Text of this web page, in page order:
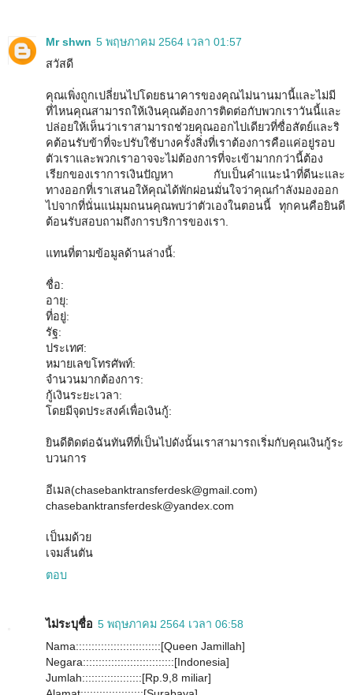
Mr shwn 5 พฤษภาคม 2564 เวลา 01:57
สวัสดี
คุณเพิ่งถูกเปลี่ยนไปโดยธนาคารของคุณไม่นานมานี้และไม่มี
ที่ไหนคุณสามารถให้เงินคุณต้องการติดต่อกับพวกเราวันนี้และ
ปล่อยให้เห็นว่าเราสามารถช่วยคุณออกไปเดียวที่ซื่อสัตย์และริ
คต้อนรับข้าที่จะปรับใช้บางครั้งสิ่งที่เราต้องการคือแค่อยู่รอบ
ตัวเราและพวกเราอาจจะไม่ต้องการที่จะเข้ามากกว่านี้ต้อง
เรียกของเราการเงินปัญหา กับเป็นคำแนะนำที่ดีนะและ
ทางออกที่เราเสนอให้คุณได้พักผ่อนมั่นใจว่าคุณกำลังมองออก
ไปจากที่นั่นแน่มุมถนนคุณพบว่าตัวเองในตอนนี้ ทุกคนคือยินดี
ต้อนรับสอบถามถึงการบริการของเรา.
แทนที่ตามข้อมูลด้านล่างนี้:
ชื่อ:
อายุ:
ที่อยู่:
รัฐ:
ประเทศ:
หมายเลขโทรศัพท์:
จำนวนมากต้องการ:
กู้เงินระยะเวลา:
โดยมีจุดประสงค์เพื่อเงินกู้:
ยินดีติดต่อฉันทันทีที่เป็นไปดังนั้นเราสามารถเริ่มกับคุณเงินกู้ระ
บวนการ
อีเมล(chasebanktransferdesk@gmail.com)
chasebanktransferdesk@yandex.com
เป็นมด้วย
เจมส์นตัน
ตอบ
ไม่ระบุชื่อ 5 พฤษภาคม 2564 เวลา 06:58
Nama:::::::::::::::::::::::::::[Queen Jamillah]
Negara:::::::::::::::::::::::::::::[Indonesia]
Jumlah:::::::::::::::::::[Rp.9,8 miliar]